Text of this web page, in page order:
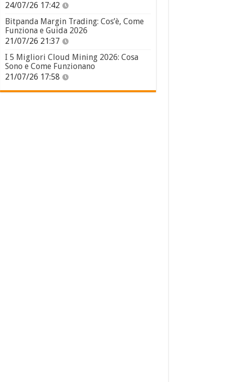
24/07/26 17:42
Bitpanda Margin Trading: Cos’è, Come
Funziona e Guida 2026
21/07/26 21:37
I 5 Migliori Cloud Mining 2026: Cosa
Sono e Come Funzionano
21/07/26 17:58